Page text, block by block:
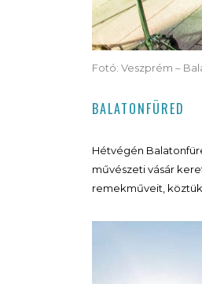
Fotó: Veszprém –
BALATONFÜRED
Hétvégén
művészeti vásár
remekműveit,